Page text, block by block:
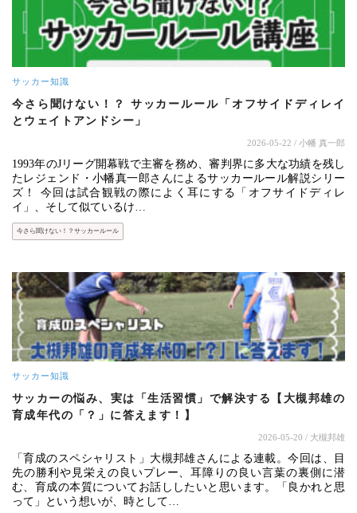
サッカー知識
今さら聞けない！？ サッカールール「オフサイドディレイ
とウェイトアンドシー」
2026-05-22 / 小幡 真一郎
1993年のJリーグ開幕戦で主審を務め、審判界に多大な功績を残し
たレジェンド・小幡真一郎さんによるサッカールール解説シリー
ズ！ 今回は試合観戦の際によく耳にする「オフサイドディレ
イ」、そして似ているけ…
今さら聞けない！？サッカールール
サッカー知識
サッカーの悩み、実は「生活習慣」で解決する【大槻邦雄の
育成年代の「？」に答えます！】
2026-05-20 / 大槻邦雄
「育成のスペシャリスト」大槻邦雄さんによる連載。今回は、目
先の勝利や見栄えの良いプレー、耳障りの良い言葉の裏側に潜
む、育成の本質についてお話ししたいと思います。「良かれと思
って」という想いが、時として…